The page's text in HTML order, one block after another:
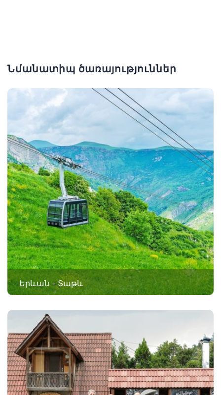
Նմանատիպ ծառայություններ
Երևան – Տաթև